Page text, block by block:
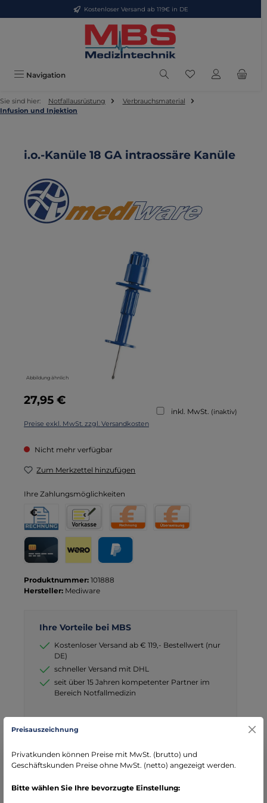
Zum Hauptinhalt springenKostenloser Versand ab 119€ in DE
Navigation Du hast 0
Sie sind hier: Notfallausrüstung
Verbrauchsmaterial
Infusion und Injektion
i.o.-Kanüle 18 GA intraossäre Kanüle
Abbildung ähnlich
Regulärer Preis:
27,95 €
inkl. MwSt. (inaktiv)
Preise exkl. MwSt. zzgl. Versandkosten
Nicht mehr verfügbar
Zum Merkzettel hinzufügen
Ihre Zahlungsmöglichkeiten
Produktnummer: 101888
Hersteller: Mediware
Ihre Vorteile bei MBS
Kostenloser Versand ab € 119,- Bestellwert (nur
DE)
schneller Versand mit DHL
seit über 15 Jahren kompetenter Partner im
Bereich Notfallmedizin
Beschreibung
Verwendbar mit Luer Lok, einzeln steril verpackt.
Preisauszeichnung
Privatkunden können Preise mit MwSt. (brutto) und
Geschäftskunden Preise ohne MwSt. (netto) angezeigt werden.
Bitte wählen Sie Ihre bevorzugte Einstellung: